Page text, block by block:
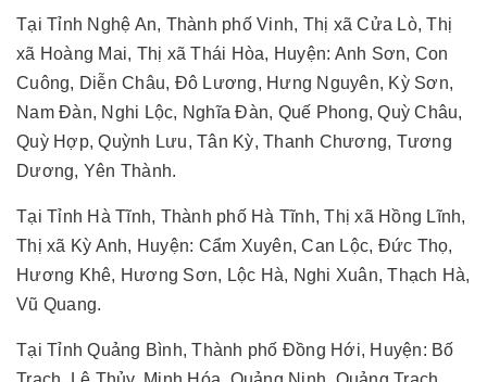
Tại Tỉnh Nghệ An, Thành phố Vinh, Thị xã Cửa Lò, Thị
xã Hoàng Mai, Thị xã Thái Hòa, Huyện: Anh Sơn, Con
Cuông, Diễn Châu, Đô Lương, Hưng Nguyên, Kỳ Sơn,
Nam Đàn, Nghi Lộc, Nghĩa Đàn, Quế Phong, Quỳ Châu,
Quỳ Hợp, Quỳnh Lưu, Tân Kỳ, Thanh Chương, Tương
Dương, Yên Thành.
Tại Tỉnh Hà Tĩnh, Thành phố Hà Tĩnh, Thị xã Hồng Lĩnh,
Thị xã Kỳ Anh, Huyện: Cẩm Xuyên, Can Lộc, Đức Thọ,
Hương Khê, Hương Sơn, Lộc Hà, Nghi Xuân, Thạch Hà,
Vũ Quang.
Tại Tỉnh Quảng Bình, Thành phố Đồng Hới, Huyện: Bố